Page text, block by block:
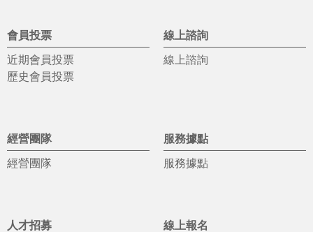
會員投票
近期會員投票
歷史會員投票
線上諮詢
線上諮詢
經營團隊
經營團隊
服務據點
服務據點
人才招募
線上報名